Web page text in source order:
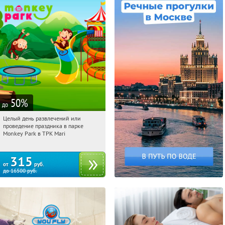
до 50%
22:54:51 Купили:
Братиславская
Целый день развлечений или
проведение праздника в парке
Monkey Park в ТРК Mari
от 315 руб.
до16500руб.